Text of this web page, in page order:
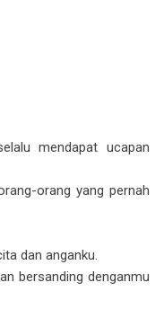
mendapat ucapan
orang yang pernah
dan anganku.
bersanding denganmu